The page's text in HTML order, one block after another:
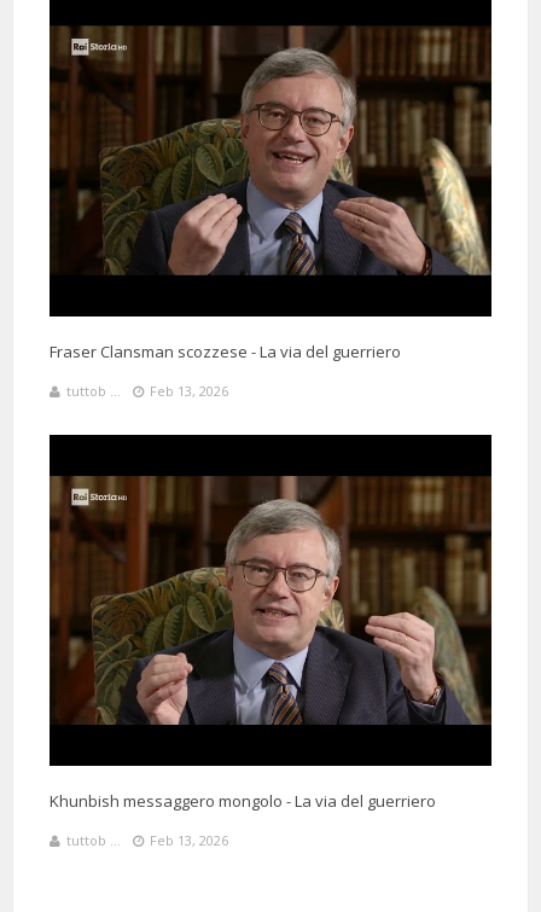
Fraser Clansman scozzese - La via del guerriero
tuttob ... Feb 13, 2026
Khunbish messaggero mongolo - La via del guerriero
tuttob ... Feb 13, 2026